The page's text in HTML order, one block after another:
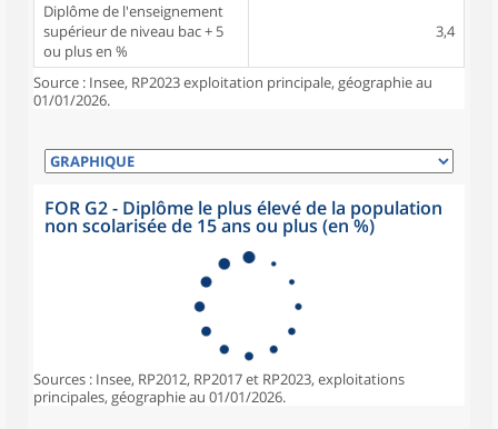
Diplôme de l'enseignement
supérieur de niveau bac + 5
ou plus en %
3,4
Source : Insee, RP2023 exploitation principale, géographie au
01/01/2026.
FOR G2 - Diplôme le plus élevé de la population
non scolarisée de 15 ans ou plus (en %)
Sources : Insee, RP2012, RP2017 et RP2023, exploitations
principales, géographie au 01/01/2026.